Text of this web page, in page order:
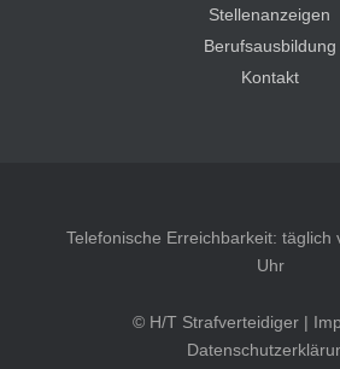
Stellenanzeigen
Berufsausbildung
Kontakt
Telefonische Erreichbarkeit: täglich
Uhr
© H/T Strafverteidiger |